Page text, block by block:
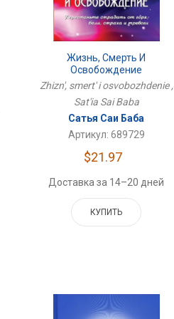
Жизнь, Смерть И
Освобождение
Zhizn', smert' i osvobozhdenie ,
Sat'ia Sai Baba
Сатья Саи Баба
Артикул: 689729
$21.97
Доставка за 14–20 дней
КУПИТЬ